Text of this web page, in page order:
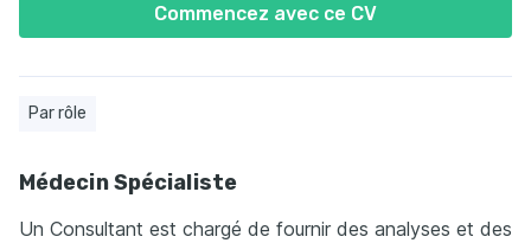
Commencez avec ce CV
Par rôle
Médecin Spécialiste
Un Consultant est chargé de fournir des analyses et des